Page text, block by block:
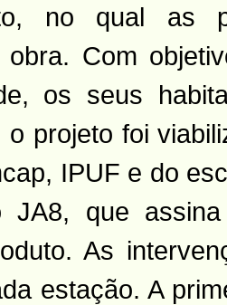
no qual as
obra. Com
os seus
o projeto foi
IPUF e do
JA8, que
As
estação. A